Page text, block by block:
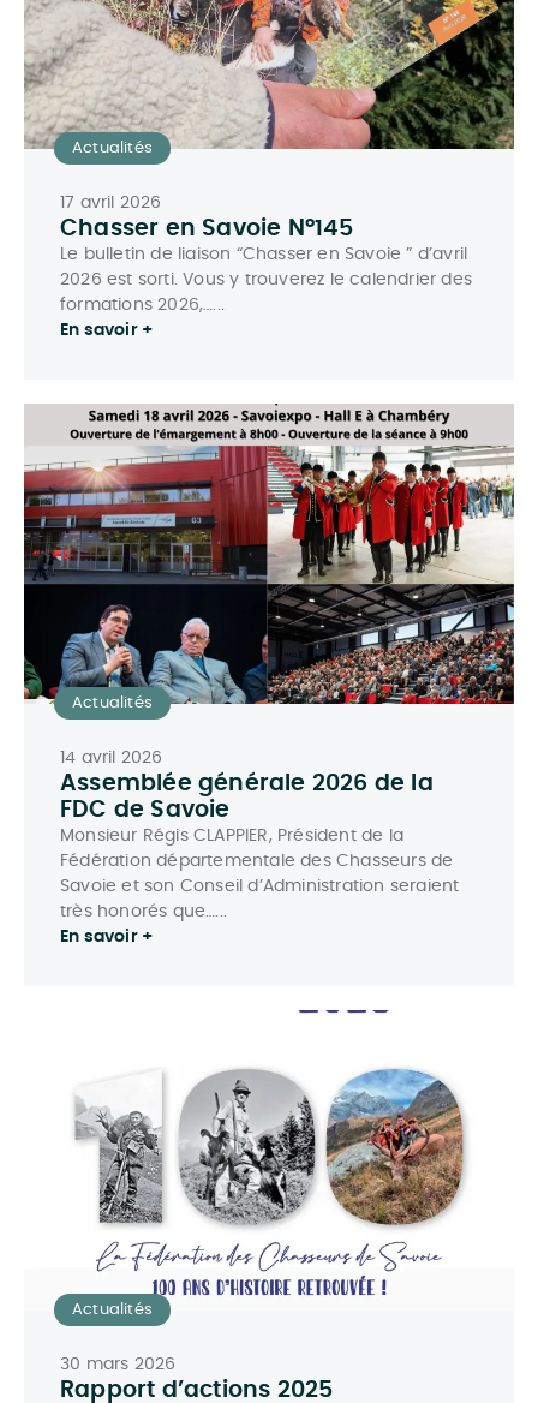
Actualités
17 avril 2026
Chasser en Savoie N°145
Le bulletin de liaison “Chasser en Savoie ” d’avril
2026 est sorti. Vous y trouverez le calendrier des
formations 2026,…...
En savoir +
Actualités
14 avril 2026
Assemblée générale 2026 de la
FDC de Savoie
Monsieur Régis CLAPPIER, Président de la
Fédération départementale des Chasseurs de
Savoie et son Conseil d’Administration seraient
très honorés que…...
En savoir +
Actualités
30 mars 2026
Rapport d’actions 2025